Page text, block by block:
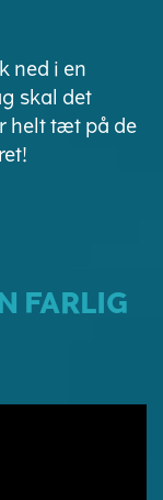
ned i en
skal det
helt tæt på de
FARLIG